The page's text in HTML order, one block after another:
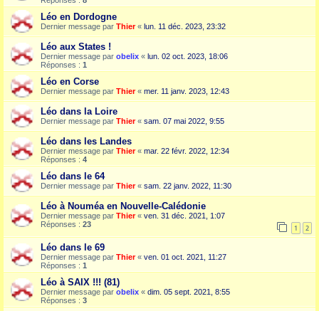
Léo en Dordogne
Dernier message par Thier« lun. 11 déc. 2023, 23:32
Léo aux States !
Dernier message par obelix « lun. 02 oct. 2023, 18:06
Réponses : 1
Léo en Corse
Dernier message par Thier« mer. 11 janv. 2023, 12:43
Léo dans la Loire
Dernier message par Thier« sam. 07 mai 2022, 9:55
Léo dans les Landes
Dernier message par Thier« mar. 22 févr. 2022, 12:34
Réponses : 4
Léo dans le 64
Dernier message par Thier« sam. 22 janv. 2022, 11:30
Léo à Nouméa en Nouvelle-Calédonie
Dernier message par Thier« ven. 31 déc. 2021, 1:07
Réponses : 23 1 2
Léo dans le 69
Dernier message par Thier« ven. 01 oct. 2021, 11:27
Réponses : 1
Léo à SAIX !!! (81)
Dernier message par obelix « dim. 05 sept. 2021, 8:55
Réponses : 3